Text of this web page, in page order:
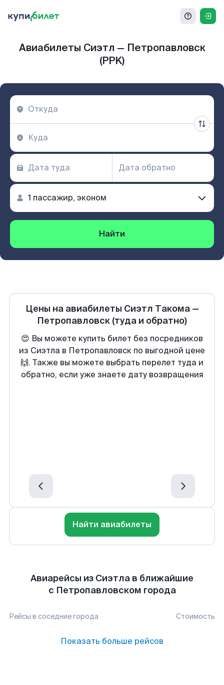
Авиабилеты Сиэтл — Петропавловск
(PPK)
Найти
Цены на авиабилеты Сиэтл Такома—
Петропавловск (туда и обратно)
😍 Вы можете купить билет без посредников
из Сиэтла в Петропавловск по выгодной цене
🙌. Также вы можете выбрать перелет туда и
обратно, если уже знаете дату возвращения
Найти авиабилеты
Авиарейсы из Сиэтла в ближайшие
с Петропавловском города
Рейсы в соседние города Стоимость
Показать больше рейсов